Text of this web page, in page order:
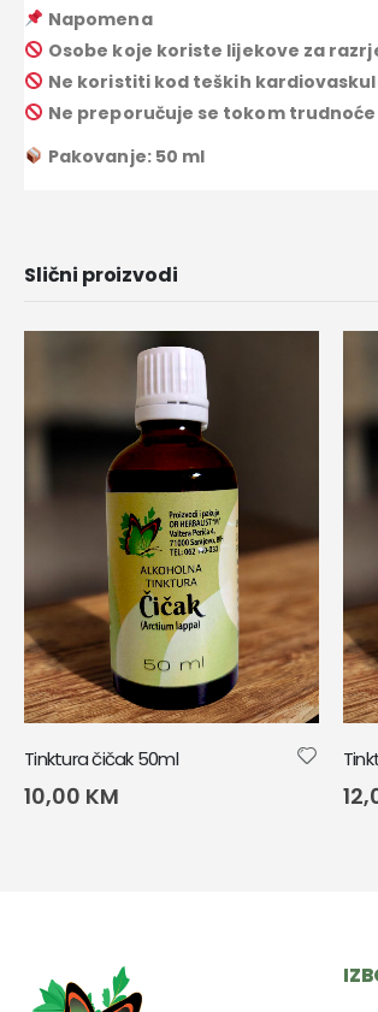
Napomena
Osobe koje koriste lijekove za
Ne koristiti kod teških
Ne preporučuje se tokom
Pakovanje: 50 ml
Slični proizvodi
Tinktura čičak 50ml
10,00 KM